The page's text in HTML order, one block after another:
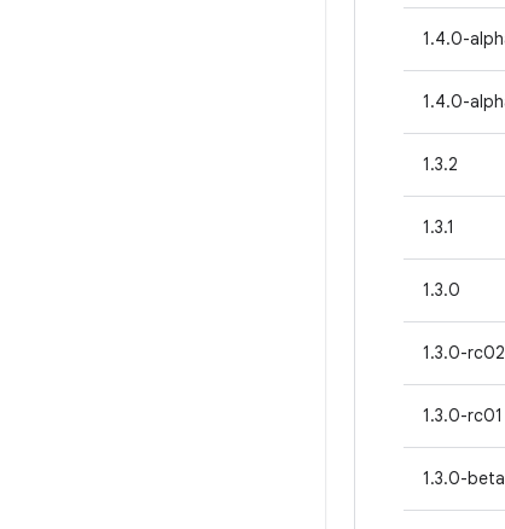
1.4.0-
1.4.0-
1.3.2
1.3.1
1.3.0
1.3.0-rc02
1.3.0-rc01
1.3.0-